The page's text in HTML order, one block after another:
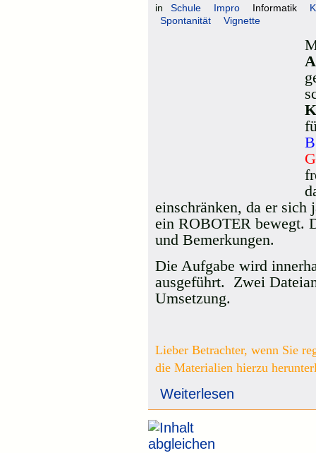
in
Schule Impro Informatik
Spontanität
Vignette
B
einschränken, da er sich
ein ROBOTER bewegt.
und Bemerkungen.
Die Aufgabe wird
ausgeführt. Zwei
Umsetzung.
Lieber Betrachter, wenn Sie
die Materialien hierzu
Weiterlesen